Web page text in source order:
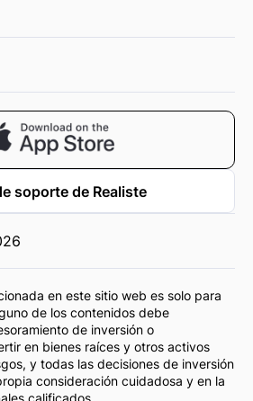
soporte de Realiste
en este sitio web es solo para
de los contenidos debe
de inversión o
en bienes raíces y otros activos
y todas las decisiones de inversión
consideración cuidadosa y en la